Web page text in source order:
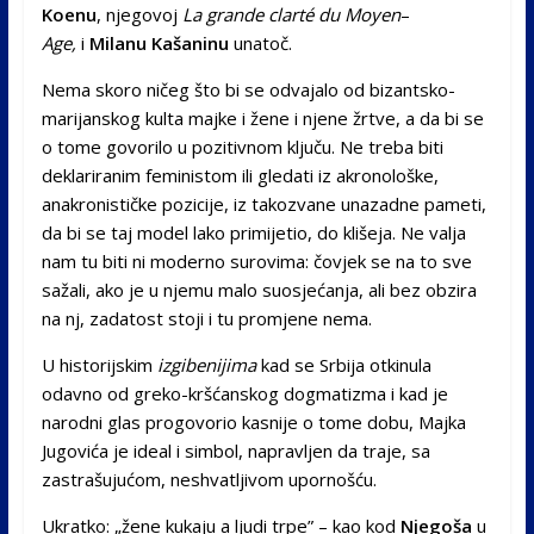
Koenu, njegovoj La grande clarté du Moyen–
Age, i Milanu Kašaninu unatoč.
Nema skoro ničeg što bi se odvajalo od bizantsko-
marijanskog kulta majke i žene i njene žrtve, a da bi se
o tome govorilo u pozitivnom ključu. Ne treba biti
deklariranim feministom ili gledati iz akronološke,
anakronističke pozicije, iz takozvane unazadne pameti,
da bi se taj model lako primijetio, do klišeja. Ne valja
nam tu biti ni moderno surovima: čovjek se na to sve
sažali, ako je u njemu malo suosjećanja, ali bez obzira
na nj, zadatost stoji i tu promjene nema.
U historijskim izgibenijimakad se Srbija otkinula
odavno od greko-kršćanskog dogmatizma i kad je
narodni glas progovorio kasnije o tome dobu, Majka
Jugovića je ideal i simbol, napravljen da traje, sa
zastrašujućom, neshvatljivom upornošću.
Ukratko: „žene kukaju a ljudi trpe” – kao kod Njegoša u